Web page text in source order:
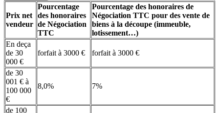
Prix net
vendeur
Pourcentage
des honoraires
de Négociation
TTC
Pourcentage des honoraires de
Négociation TTC pour des vente de
biens à la découpe (immeuble,
lotissement…)
En deça
de 30
000 €
forfait à 3000 € forfait à 3000 €
de 30
001 € à
100 000
€
8,0% 7%
de 100